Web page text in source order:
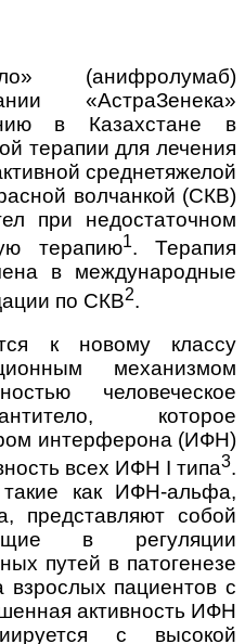
(анифролумаб)
«АстраЗенека»
в Казахстане в
терапии для лечения
среднетяжелой
волчанкой (СКВ)
при недостаточном
терапию1. Терапия
в международные
по СКВ2.
к новому классу
механизмом
человеческое
которое
интерферона (ИФН)
всех ИФН I типа3.
как ИФН-альфа,
представляют собой
в регуляции
путей в патогенезе
пациентов с
активность ИФН
с высокой